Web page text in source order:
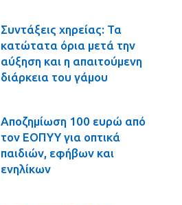
Συντάξεις χηρείας: Τα
κατώτατα όρια μετά την
αύξηση και η απαιτούμενη
διάρκεια του γάμου
Αποζημίωση 100 ευρώ από
τον ΕΟΠΥΥ για οπτικά
παιδιών, εφήβων και
ενηλίκων